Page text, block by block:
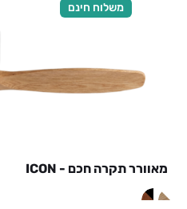
משלוח חינם
מאוורר תקרה חכם - ICON